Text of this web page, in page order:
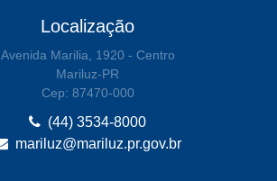
Localização
Avenida Marilia, 1920 - Centro
Mariluz-PR
Cep: 87470-000
(44) 3534-8000
mariluz@mariluz.pr.gov.br